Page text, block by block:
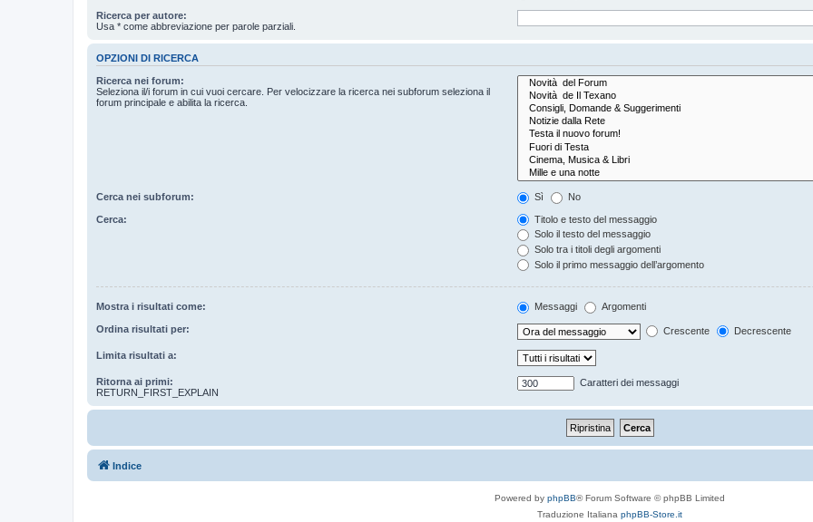
Ricerca per autore:
Usa * come abbreviazione per parole parziali.
OPZIONI DI RICERCA
Ricerca nei forum:
Seleziona il/i forum in cui vuoi cercare. Per velocizzare la ricerca nei subforum seleziona il
forum principale e abilita la ricerca.
Cerca nei subforum: Sì No
Cerca:
Titolo e testo del messaggio
Solo il testo del messaggio
Solo tra i titoli degli argomenti
Solo il primo messaggio dell’argomento
Mostra i risultati come: Messaggi Argomenti
Ordina risultati per: Crescente Decrescente
Limita risultati a:
Ritorna ai primi:
RETURN_FIRST_EXPLAIN
Caratteri dei messaggi
Indice
Powered by phpBB® Forum Software © phpBB Limited
Traduzione Italiana phpBB-Store.it